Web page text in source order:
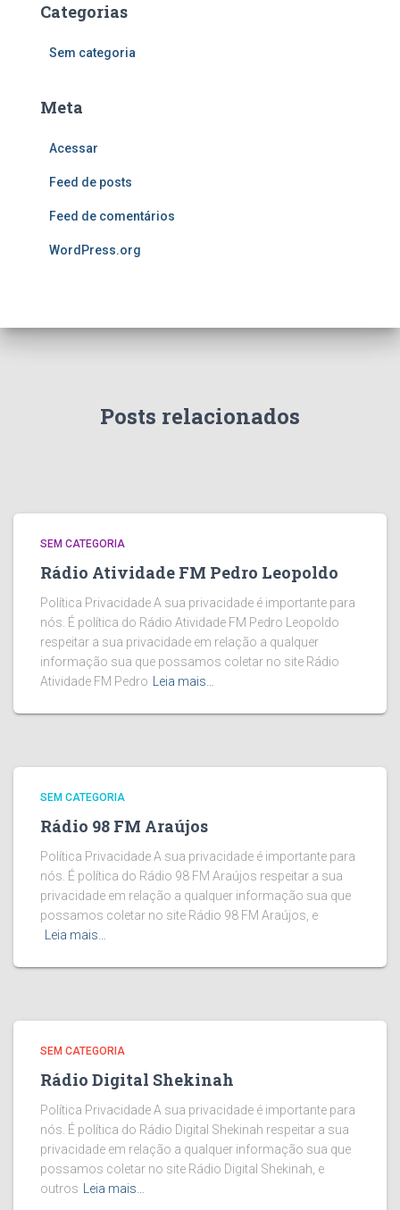
Categorias
Sem categoria
Meta
Acessar
Feed de posts
Feed de comentários
WordPress.org
Posts relacionados
SEM CATEGORIA
Rádio Atividade FM Pedro Leopoldo
Política Privacidade A sua privacidade é importante para
nós. É política do Rádio Atividade FM Pedro Leopoldo
respeitar a sua privacidade em relação a qualquer
informação sua que possamos coletar no site Rádio
Atividade FM Pedro
Leia mais…
SEM CATEGORIA
Rádio 98 FM Araújos
Política Privacidade A sua privacidade é importante para
nós. É política do Rádio 98 FM Araújos respeitar a sua
privacidade em relação a qualquer informação sua que
possamos coletar no site Rádio 98 FM Araújos, e
Leia mais…
SEM CATEGORIA
Rádio Digital Shekinah
Política Privacidade A sua privacidade é importante para
nós. É política do Rádio Digital Shekinah respeitar a sua
privacidade em relação a qualquer informação sua que
possamos coletar no site Rádio Digital Shekinah, e
outros
Leia mais…